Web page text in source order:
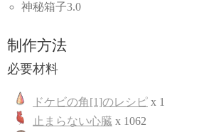
神秘箱子3.0
制作方法
必要材料
ドケビの角[1]のレシピ x 1
止まらない心臓 x 1062